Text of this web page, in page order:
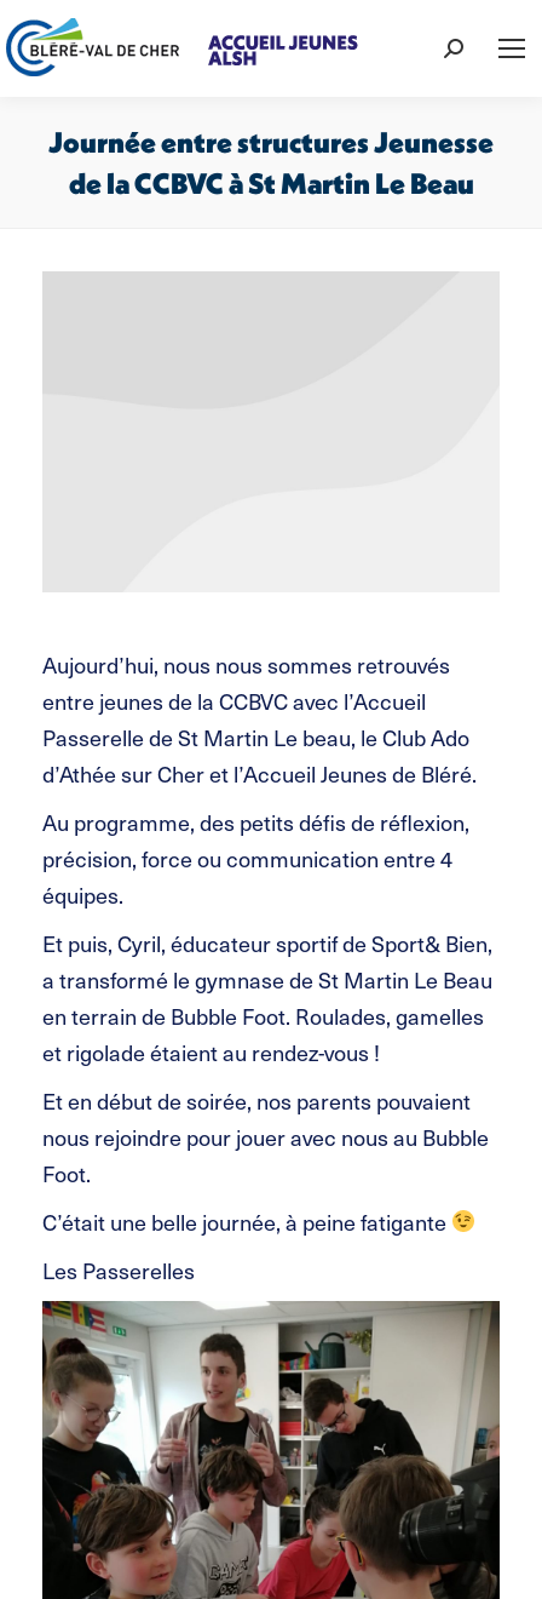
Recherche
Journée entre structures Jeunesse
de la CCBVC à St Martin Le Beau
Aujourd’hui, nous nous sommes retrouvés
entre jeunes de la CCBVC avec l’Accueil
Passerelle de St Martin Le beau, le Club Ado
d’Athée sur Cher et l’Accueil Jeunes de Bléré.
Au programme, des petits défis de réflexion,
précision, force ou communication entre 4
équipes.
Et puis, Cyril, éducateur sportif de Sport& Bien,
a transformé le gymnase de St Martin Le Beau
en terrain de Bubble Foot. Roulades, gamelles
et rigolade étaient au rendez-vous !
Et en début de soirée, nos parents pouvaient
nous rejoindre pour jouer avec nous au Bubble
Foot.
C’était une belle journée, à peine fatigante
Les Passerelles